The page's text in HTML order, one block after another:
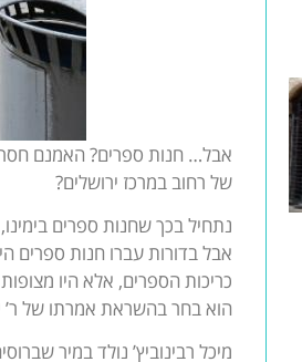
אבל… חנות ספרים? האמנם
של רחוב במרכז ירושלים?
נתחיל בכך שחנות ספרים
אבל בדורות עברו חנות ספרים
כריכות הספרים, אלא היו
הוא בחר בהשראת אמרתו של ר’